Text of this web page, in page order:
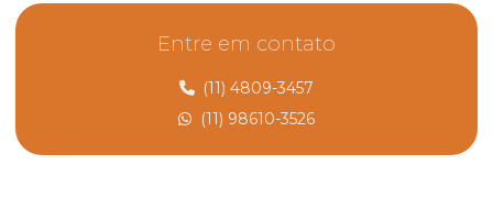
Comprar cones de sinalização
Cone de sinalização de borracha
Entre em contato
(11) 4809-3457
(11) 98610-3526